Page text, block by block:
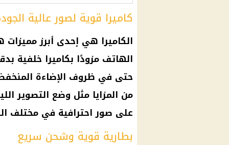
كاميرا قوية لصور عالية
الهاتف مزودًا بكاميرا خلفية
حتى في ظروف الإضاءة
من المزايا مثل وضع التصوير
على صور احترافية في مختلف
بطارية قوية وشحن سريع